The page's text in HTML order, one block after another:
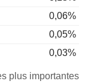
0,06%
0,05%
0,03%
0,03%
plus importantes